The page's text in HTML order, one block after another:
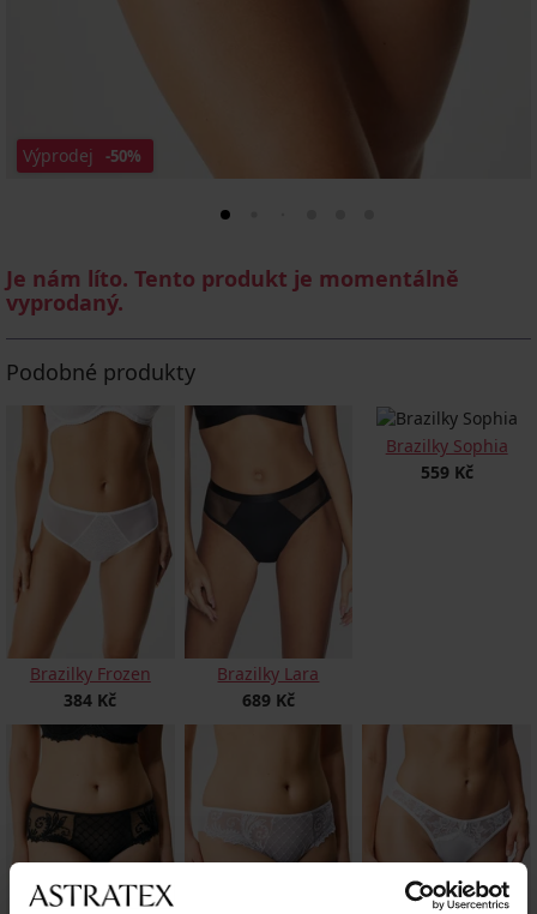
Výprodej -50%
Je nám líto. Tento produkt je momentálně
vyprodaný.
Podobné produkty
Brazilky Frozen
384 Kč
Brazilky Lara
689 Kč
Brazilky Sophia
559 Kč